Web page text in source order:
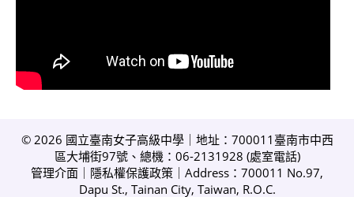
© 2026 國立臺南女子高級中學｜地址：700011臺南市中西
區大埔街97號、總機：06-2131928 (處室電話)
管理介面
隱私權保護政策 ｜Address：700011 No.97,
Dapu St., Tainan City, Taiwan, R.O.C.